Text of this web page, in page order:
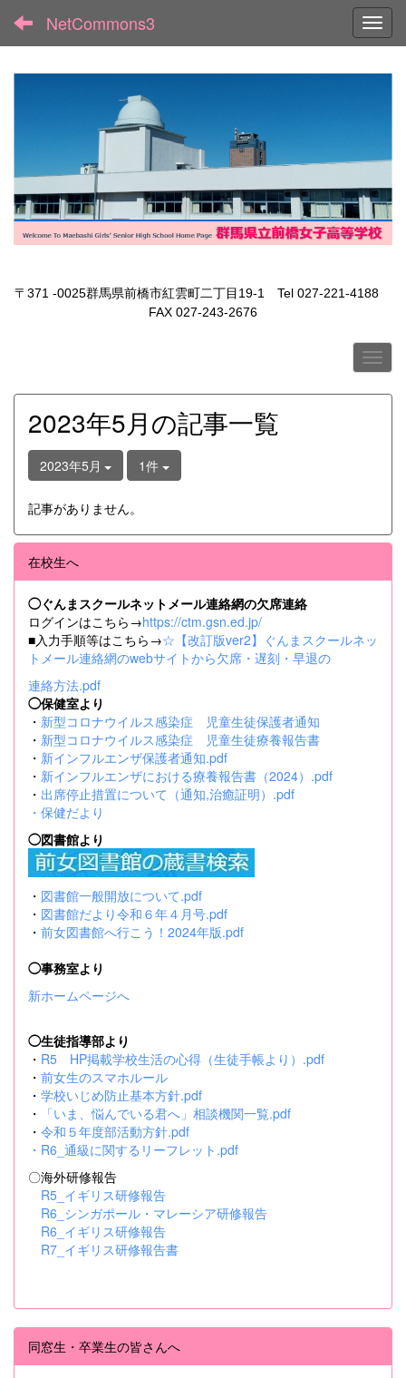
NetCommons3
〒371 -0025群馬県前橋市紅雲町二丁目19-1 Tel 027-221-4188
FAX 027-243-2676
2023年5月の記事一覧
2023年5月 1件
記事がありません。
在校生へ
◯ぐんまスクールネットメール連絡網の欠席連絡
ログインはこちら→https://ctm.gsn.ed.jp/
■入力手順等はこちら→☆【改訂版ver2】ぐんまスクールネッ
トメール連絡網のwebサイトから欠席・遅刻・早退の
連絡方法.pdf
◯保健室より
・ 新型コロナウイルス感染症 児童生徒保護者通知
・ 新型コロナウイルス感染症 児童生徒療養報告書
・ 新インフルエンザ保護者通知.pdf
・ 新インフルエンザにおける療養報告書（2024）.pdf
・ 出席停止措置について（通知,治癒証明）.pdf
・ 保健だより
◯図書館より
・ 図書館一般開放について.pdf
・ 図書館だより令和６年４月号.pdf
・ 前女図書館へ行こう！2024年版.pdf
◯事務室より
新ホームページへ
◯生徒指導部より
・ R5 HP掲載学校生活の心得（生徒手帳より）.pdf
・ 前女生のスマホルール
・ 学校いじめ防止基本方針.pdf
・
「いま、悩んでいる君へ」相談機関一覧.pdf
・ 令和５年度部活動方針.pdf
・ R6_通級に関するリーフレット.pdf
〇海外研修報告
R5_イギリス研修報告
R6_シンガポール・マレーシア研修報告
R6_イギリス研修報告
R7_イギリス研修報告書
同窓生・卒業生の皆さんへ